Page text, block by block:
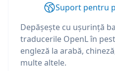
Suport pentru
Depășește cu ușurință
traducerile OpenL în
engleză la arabă,
multe altele.